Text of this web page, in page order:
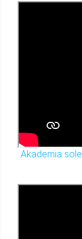
Akademia